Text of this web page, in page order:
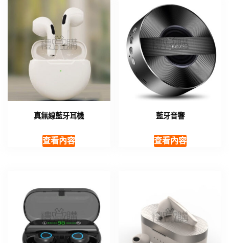
真無線藍牙耳機
查看內容
藍牙音響
查看內容